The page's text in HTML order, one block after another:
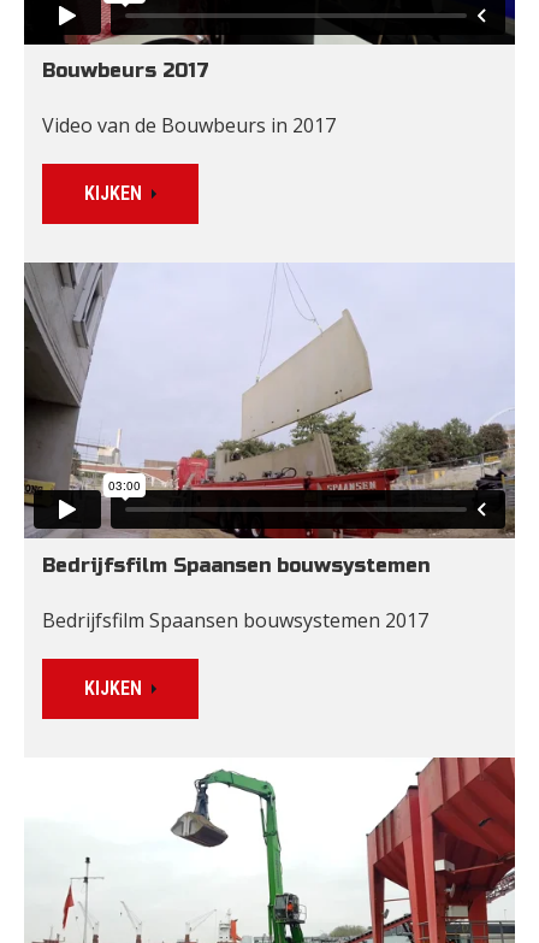
Bouwbeurs 2017
Video van de Bouwbeurs in 2017
KIJKEN
Bedrijfsfilm Spaansen bouwsystemen
Bedrijfsfilm Spaansen bouwsystemen 2017
KIJKEN